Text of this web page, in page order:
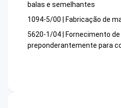
balas e semelhantes
1094-5/00 | Fabricação de
5620-1/04 | Fornecimento
preponderantemente para